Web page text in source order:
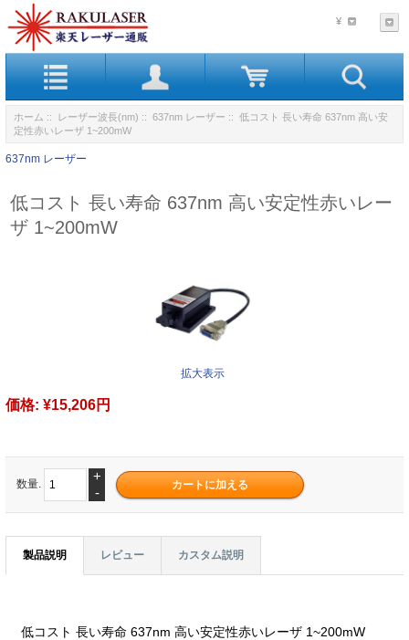
¥
ホーム :: レーザー波長(nm) :: 637nm レーザー :: 低コスト 長い寿命 637nm 高い安
定性赤いレーザ 1~200mW
637nm レーザー
低コスト 長い寿命 637nm 高い安定性赤いレー
ザ 1~200mW
拡大表示
価格: ¥15,206円
数量.
+
-
製品説明 レビュー カスタム説明
低コスト 長い寿命 637nm 高い安定性赤いレーザ 1~200mW